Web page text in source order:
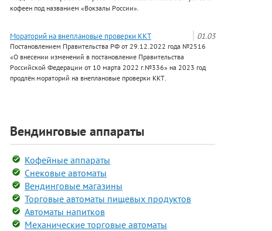
кофеен под названием «Вокзалы России».
01.03
Мораторий на внеплановые проверки ККТ
Постановлением Правительства РФ от 29.12.2022 года №2516
«О внесении изменений в постановление Правительства
Российской Федерации от 10 марта 2022 г.№336» на 2023 год
продлён мораторий на внеплановые проверки ККТ.
Вендинговые аппараты
Кофейные аппараты
Снековые автоматы
Вендинговые магазины
Торговые автоматы пищевых продуктов
Автоматы напитков
Механические торговые автоматы